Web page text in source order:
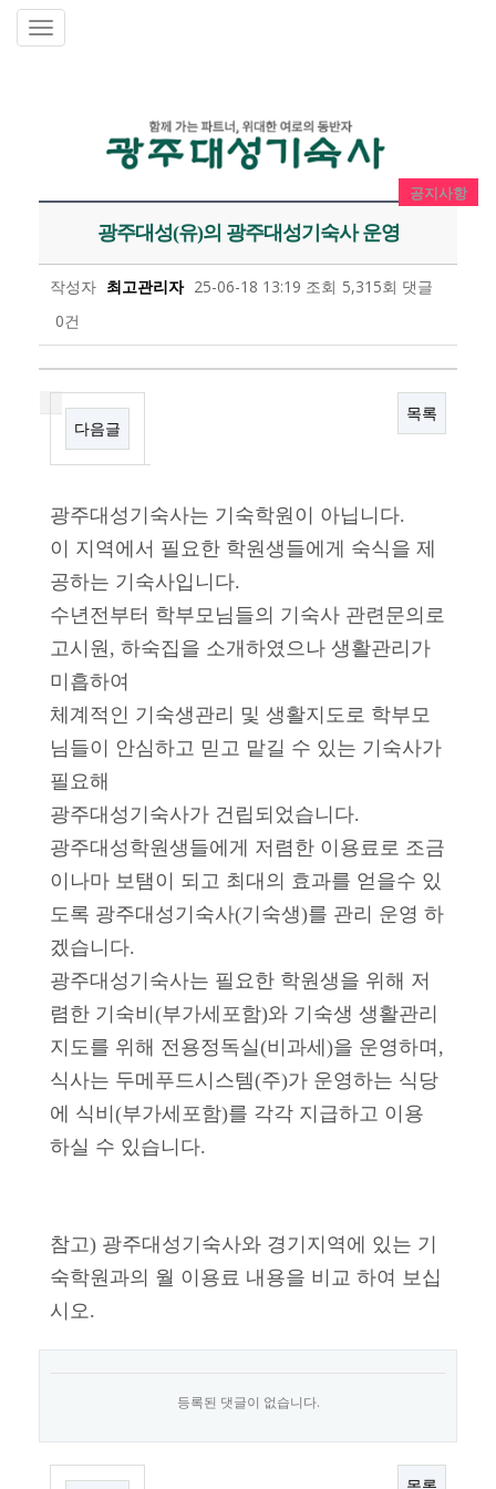
공지사항
광주대성(유)의 광주대성기숙사 운영
작성자 최고관리자 25-06-18 13:19 조회 5,315회 댓글
0건
다음글
목록
광주대성기숙사는 기숙학원이 아닙니다.
이 지역에서 필요한 학원생들에게 숙식을 제
공하는 기숙사입니다.
수년전부터 학부모님들의 기숙사 관련문의로
고시원, 하숙집을 소개하였으나 생활관리가
미흡하여
체계적인 기숙생관리 및 생활지도로 학부모
님들이 안심하고 믿고 맡길 수 있는 기숙사가
필요해
광주대성기숙사가 건립되었습니다.
광주대성학원생들에게 저렴한 이용료로 조금
이나마 보탬이 되고 최대의 효과를 얻을수 있
도록 광주대성기숙사(기숙생)를 관리 운영 하
겠습니다.
광주대성기숙사는 필요한 학원생을 위해 저
렴한 기숙비(부가세포함)와 기숙생 생활관리
지도를 위해 전용정독실(비과세)을 운영하며,
식사는 두메푸드시스템(주)가 운영하는 식당
에 식비(부가세포함)를 각각 지급하고 이용
하실 수 있습니다.
참고) 광주대성기숙사와 경기지역에 있는 기
숙학원과의 월 이용료 내용을 비교 하여 보십
시오.
등록된 댓글이 없습니다.